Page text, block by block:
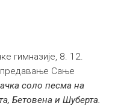
гимназије, 8. 12.
предавање Сање
соло песма на
Бетовена и Шуберта.